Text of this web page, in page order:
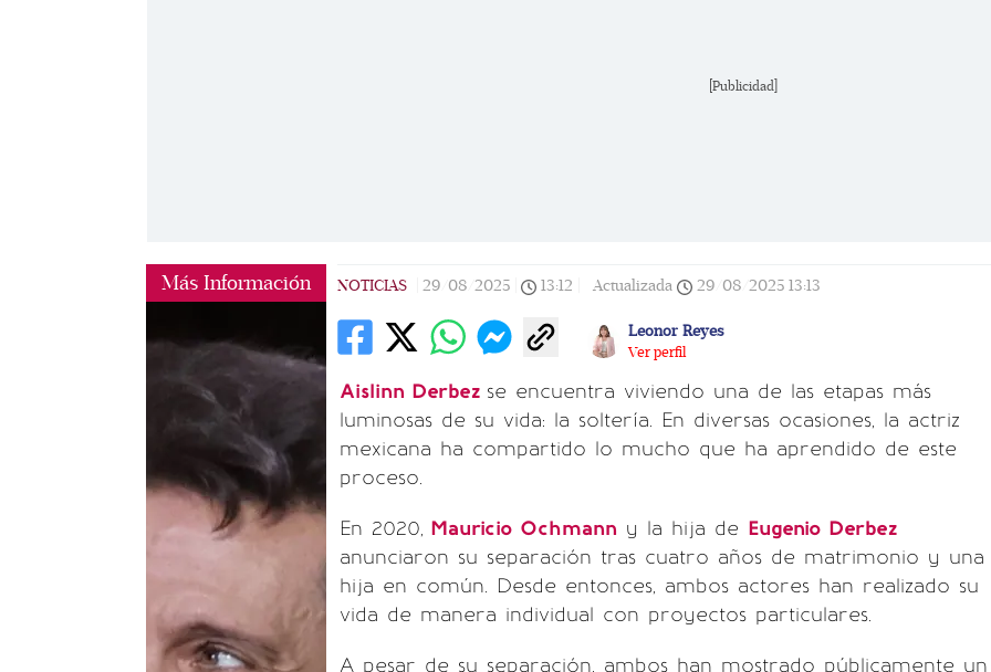
[Publicidad]
Más Información NOTICIAS 29/08/2025 13:12 Actualizada 29/08/2025 13:13
Leonor Reyes
Ver perfil
Aislinn Derbez se encuentra viviendo una de las etapas más
luminosas de su vida: la soltería. En diversas ocasiones, la actriz
mexicana ha compartido lo mucho que ha aprendido de este
proceso.
En 2020, Mauricio Ochmann y la hija de Eugenio Derbez
anunciaron su separación tras cuatro años de matrimonio y una
hija en común. Desde entonces, ambos actores han realizado su
vida de manera individual con proyectos particulares.
A pesar de su separación, ambos han mostrado públicamente un